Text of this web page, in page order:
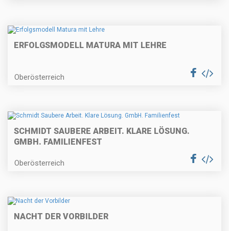
ERFOLGSMODELL MATURA MIT LEHRE
Oberösterreich
SCHMIDT SAUBERE ARBEIT. KLARE LÖSUNG.
GMBH. FAMILIENFEST
Oberösterreich
NACHT DER VORBILDER